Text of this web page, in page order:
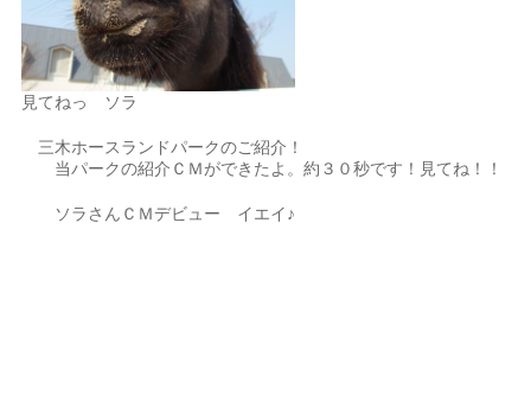
見てねっ ソラ
三木ホースランドパークのご紹介！
当パークの紹介ＣＭができたよ。約３０秒です！見てね！！
ソラさんＣＭデビュー イエイ♪